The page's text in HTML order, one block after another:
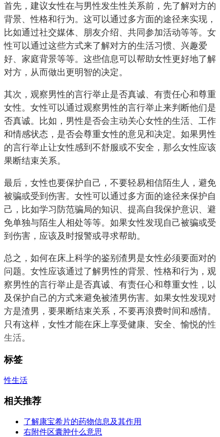
首先，建议女性在与男性发生性关系前，先了解对方的
背景、性格和行为。这可以通过多方面的途径来实现，
比如通过社交媒体、朋友介绍、共同参加活动等等。女
性可以通过这些方式来了解对方的生活习惯、兴趣爱
好、家庭背景等等。这些信息可以帮助女性更好地了解
对方，从而做出更明智的决定。
其次，观察男性的言行举止是否真诚、有责任心和尊重
女性。女性可以通过观察男性的言行举止来判断他们是
否真诚。比如，男性是否会主动关心女性的生活、工作
和情感状态，是否会尊重女性的意见和决定。如果男性
的言行举止让女性感到不舒服或不安全，那么女性应该
果断结束关系。
最后，女性也要保护自己，不要轻易相信陌生人，避免
被骗或受到伤害。女性可以通过多方面的途径来保护自
己，比如学习防范骗局的知识、提高自我保护意识、避
免单独与陌生人相处等等。如果女性发现自己被骗或受
到伤害，应该及时报警或寻求帮助。
总之，如何在床上科学的鉴别渣男是女性必须要面对的
问题。女性应该通过了解男性的背景、性格和行为，观
察男性的言行举止是否真诚、有责任心和尊重女性，以
及保护自己的方式来避免被渣男伤害。如果女性发现对
方是渣男，要果断结束关系，不要再浪费时间和感情。
只有这样，女性才能在床上享受健康、安全、愉悦的性
生活。
标签
性生活
相关推荐
了解康宝希片的药物信息及其作用
右附件区囊肿什么意思